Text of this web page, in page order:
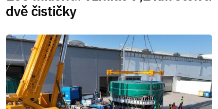
dvě čističky